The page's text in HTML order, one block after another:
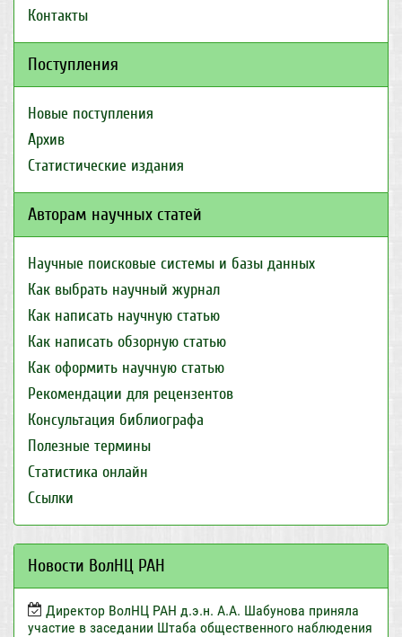
Контакты
Поступления
Новые поступления
Архив
Статистические издания
Авторам научных статей
Научные поисковые системы и базы данных
Как выбрать научный журнал
Как написать научную статью
Как написать обзорную статью
Как оформить научную статью
Рекомендации для рецензентов
Консультация библиографа
Полезные термины
Статистика онлайн
Ссылки
Новости ВолНЦ РАН
Директор ВолНЦ РАН д.э.н. А.А. Шабунова приняла
участие в заседании Штаба общественного наблюдения